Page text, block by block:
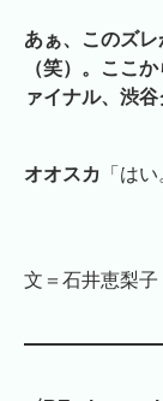
あぁ、このズ
（笑）。ここ
ァイナル、渋
オオスカ 「は
文＝石井恵梨子